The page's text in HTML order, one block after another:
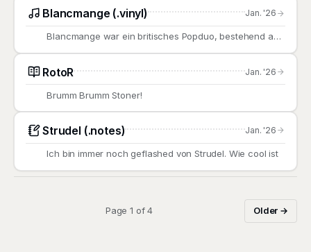
Blancmange (.vinyl) Jan. '26
Blancmange war ein britisches Popduo, bestehend aus
RotoR Jan. '26
Brumm Brumm Stoner!
Strudel (.notes) Jan. '26
Ich bin immer noch geflashed von Strudel. Wie cool ist
Page 1 of 4 Older →